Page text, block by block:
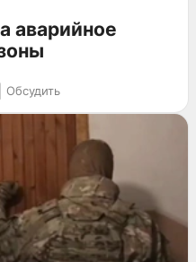
аварийное
Обсудить